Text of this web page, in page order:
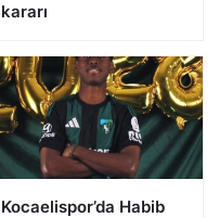
kararı
Kocaelispor’da Habib